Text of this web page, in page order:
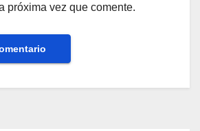
próxima vez que comente.